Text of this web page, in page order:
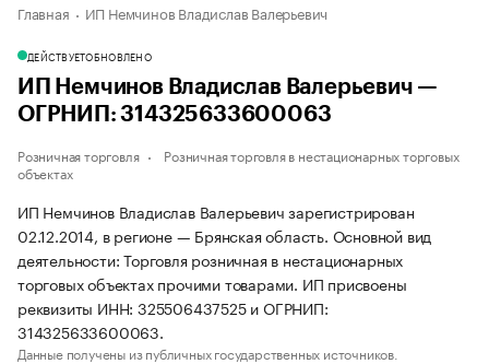
Главная ИП Немчинов Владислав Валерьевич
ДЕЙСТВУЕТОБНОВЛЕНО
ИП Немчинов Владислав Валерьевич —
ОГРНИП: 314325633600063
Розничная торговля
Розничная торговля в нестационарных торговых
объектах
ИП Немчинов Владислав Валерьевич зарегистрирован
02.12.2014, в регионе — Брянская область. Основной вид
деятельности: Торговля розничная в нестационарных
торговых объектах прочими товарами. ИП присвоены
реквизиты ИНН: 325506437525 и ОГРНИП:
314325633600063.
Данные получены из публичных государственных источников.